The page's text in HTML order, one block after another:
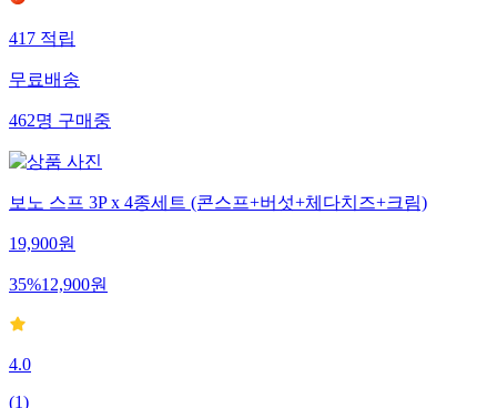
417 적립
무료배송
462명 구매중
보노 스프 3P x 4종세트 (콘스프+버섯+체다치즈+크림)
19,900원
35%12,900원
4.0
(1)